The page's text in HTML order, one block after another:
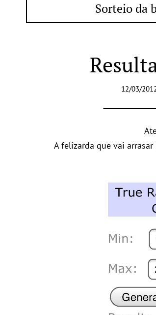
Sorteio da
12/03/
A felizarda que vai